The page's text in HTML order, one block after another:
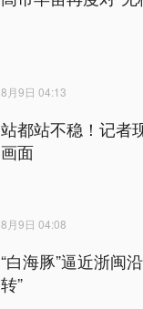
8月9日 04:13
站都站不稳！记者
画面
8月9日 04:08
“白海豚”逼近浙闽
转”